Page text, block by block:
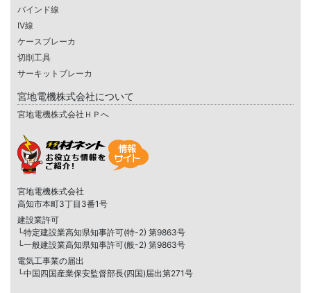
バインド線
IV線
ケースブレーカ
切削工具
サーキットブレーカ
宮地電機株式会社について
宮地電機株式会社ＨＰへ
宮地電機株式会社
高知市本町3丁目3番1号
建設業許可
└特定建設業高知県知事許可(特-2) 第9863号
└一般建設業高知県知事許可(般-2) 第9863号
電気工事業の届出
└中国四国産業保安監督部長(四国)届出第271号